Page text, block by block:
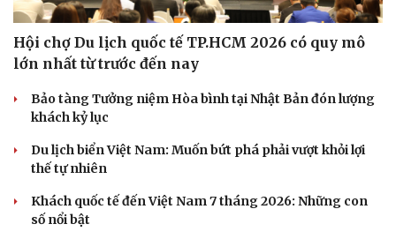
Du lịch
Hội chợ Du lịch quốc tế TP.HCM 2026 có quy mô
lớn nhất từ trước đến nay
Bảo tàng Tưởng niệm Hòa bình tại Nhật Bản đón lượng
khách kỷ lục
Du lịch biển Việt Nam: Muốn bứt phá phải vượt khỏi lợi
thế tự nhiên
Khách quốc tế đến Việt Nam 7 tháng 2026: Những con
số nổi bật